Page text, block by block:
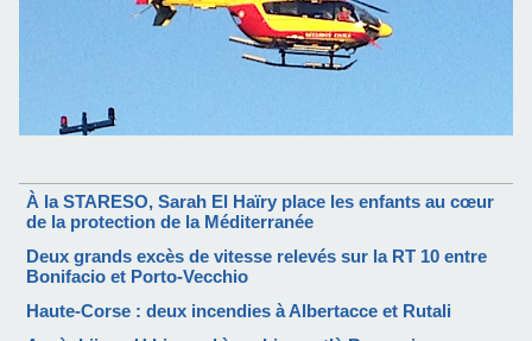
À la STARESO, Sarah El Haïry place les enfants au cœur
de la protection de la Méditerranée
Deux grands excès de vitesse relevés sur la RT 10 entre
Bonifacio et Porto-Vecchio
Haute-Corse : deux incendies à Albertacce et Rutali